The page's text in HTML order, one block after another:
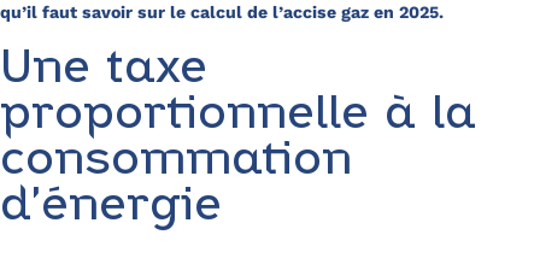
qu’il faut savoir sur le calcul de l’accise gaz en 2025.
Une taxe
proportionnelle à la
consommation
d’énergie